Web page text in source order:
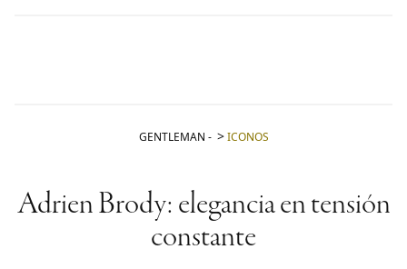
GENTLEMAN - ICONOS
Adrien Brody: elegancia en tensión
constante